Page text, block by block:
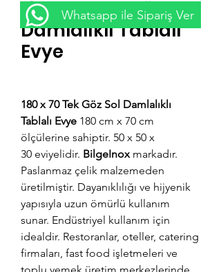
180 x 70 Tek Göz Sol
Damlalıklı Tablalı
Evye
180 x 70 Tek Göz Sol Damlalıklı
Tablalı Evye 180 cm x 70 cm
ölçülerine sahiptir. 50 x 50 x
30 eviyelidir. BilgeInoxmarkadır.
Paslanmaz çelik malzemeden
üretilmiştir. Dayanıklılığı ve hijyenik
yapısıyla uzun ömürlü kullanım
sunar. Endüstriyel kullanım için
idealdir. Restoranlar, oteller, catering
firmaları, fast food işletmeleri ve
Whatsapp ile Sipariş Ver